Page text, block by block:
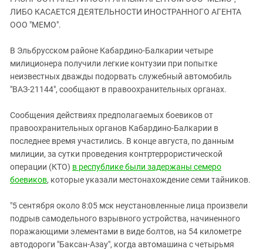
ЗАСТАВЛЯЕТ
ПРЕСЛЕДОВАНИЕ АКТИВИСТОВ
МОБИЛИЗАЦИЯ И ПРОТЕСТЫ
Дагестан
Ингушетия
Кабардино-Балкария
Калмыкия
Карачаево-Черкесия
Нагорный Карабах
Российская Федерация
Ростовская область
Северная Осетия - Алания
Ставропольский край
Чечня
Южная Осетия
ЛИБО КАСАЕТСЯ ДЕЯТЕЛЬНОСТИ ИНОСТРАННОГО АГЕНТА
ООО "МЕМО".
В Эльбрусском районе Кабардино-Балкарии четыре
милиционера получили легкие контузии при попытке
неизвестных дважды подорвать служебный автомобиль
"ВАЗ-21144", сообщают в правоохранительных органах.
Сообщения действиях предполагаемых боевиков от
правоохранительных органов Кабардино-Балкарии в
последнее время участились. В конце августа, по данным
милиции, за сутки проведения контртеррористической
операции (КТО) в республике были задержаны семеро
боевиков, которые указали местонахождение семи тайников.
"5 сентября около 8:05 мск неустановленные лица произвели
подрыв самодельного взрывного устройства, начиненного
поражающими элементами в виде болтов, на 54 километре
автодороги "Баксан-Азау", когда автомашина с четырьмя